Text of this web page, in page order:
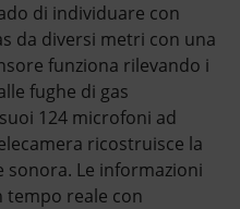
di individuare con
da diversi metri con una
funziona rilevando i
fughe di gas
124 microfoni ad
ricostruisce la
sonora. Le informazioni
tempo reale con